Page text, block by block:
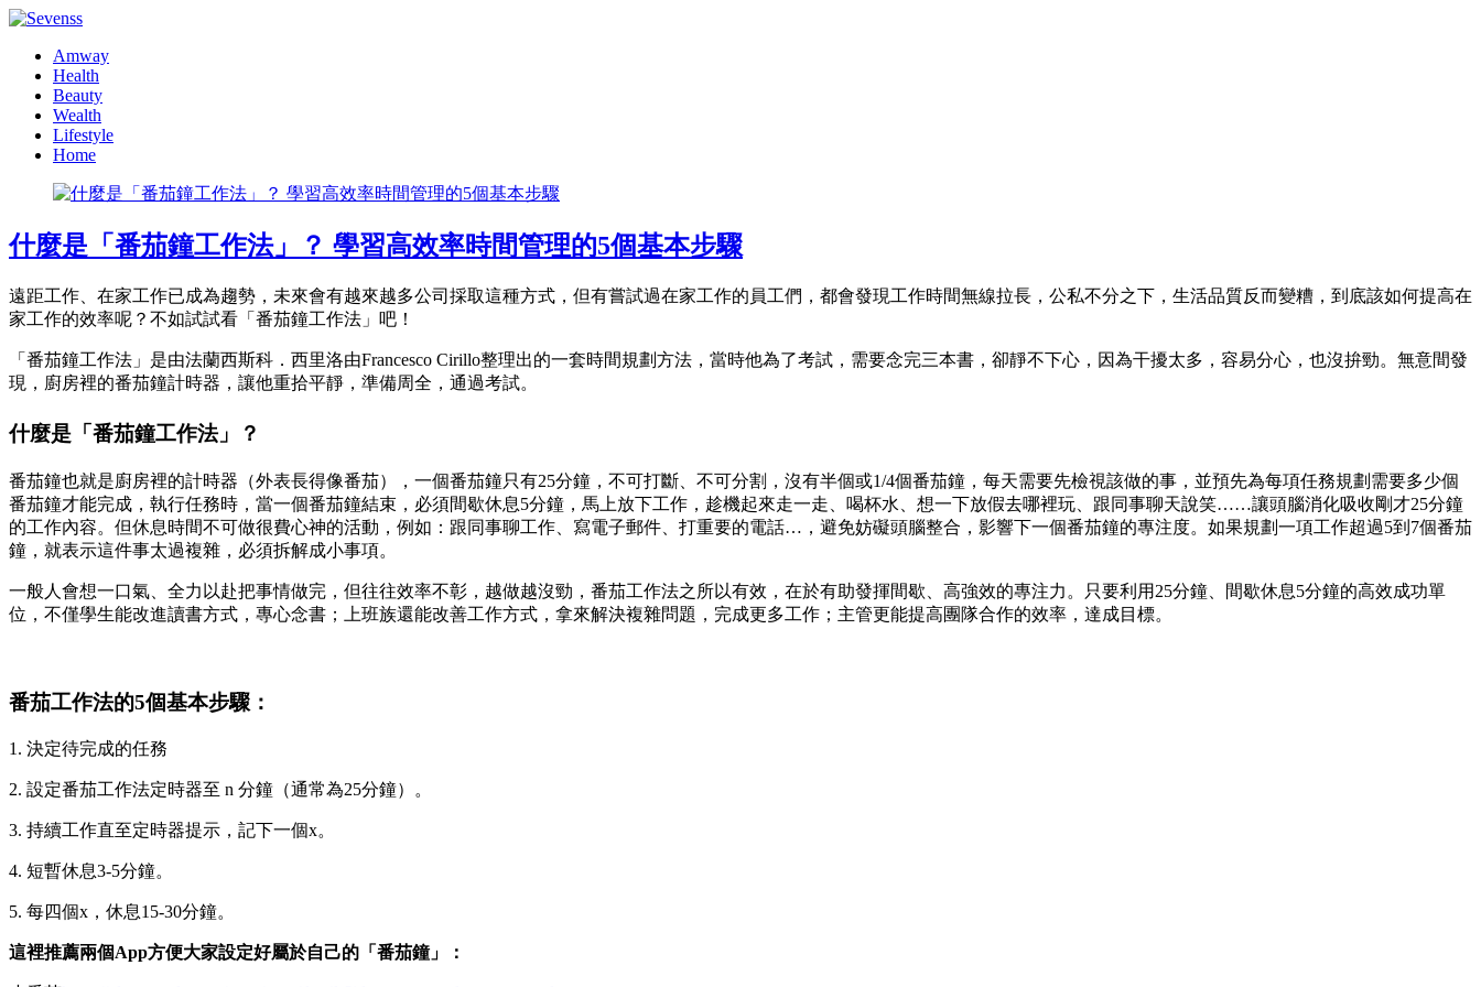
Amway
Health
Beauty
Wealth
Lifestyle
Home
什麼是「番茄鐘工作法」？ 學習高效率時間管理的5個基本步驟
遠距工作、在家工作已成為趨勢，未來會有越來越多公司採取這種方式，但有嘗試過在家工作的員工們，都會發現工作時間無線拉長，公私不分之下，生活品質反而變糟，到底該如何提高在
家工作的效率呢？不如試試看「番茄鐘工作法」吧！
「番茄鐘工作法」是由法蘭西斯科．西里洛由Francesco Cirillo整理出的一套時間規劃方法，當時他為了考試，需要念完三本書，卻靜不下心，因為干擾太多，容易分心，也沒拚勁。無意間發
現，廚房裡的番茄鐘計時器，讓他重拾平靜，準備周全，通過考試。
什麼是「番茄鐘工作法」？
番茄鐘也就是廚房裡的計時器（外表長得像番茄），一個番茄鐘只有25分鐘，不可打斷、不可分割，沒有半個或1/4個番茄鐘，每天需要先檢視該做的事，並預先為每項任務規劃需要多少個
番茄鐘才能完成，執行任務時，當一個番茄鐘結束，必須間歇休息5分鐘，馬上放下工作，趁機起來走一走、喝杯水、想一下放假去哪裡玩、跟同事聊天說笑……讓頭腦消化吸收剛才25分鐘
的工作內容。但休息時間不可做很費心神的活動，例如：跟同事聊工作、寫電子郵件、打重要的電話…，避免妨礙頭腦整合，影響下一個番茄鐘的專注度。如果規劃一項工作超過5到7個番茄
鐘，就表示這件事太過複雜，必須拆解成小事項。
一般人會想一口氣、全力以赴把事情做完，但往往效率不彰，越做越沒勁，番茄工作法之所以有效，在於有助發揮間歇、高強效的專注力。只要利用25分鐘、間歇休息5分鐘的高效成功單
位，不僅學生能改進讀書方式，專心念書；上班族還能改善工作方式，拿來解決複雜問題，完成更多工作；主管更能提高團隊合作的效率，達成目標。
番茄工作法的5個基本步驟：
1. 決定待完成的任務
2. 設定番茄工作法定時器至 n 分鐘（通常為25分鐘）。
3. 持續工作直至定時器提示，記下一個x。
4. 短暫休息3-5分鐘。
5. 每四個x，休息15-30分鐘。
這裡推薦兩個App方便大家設定好屬於自己的「番茄鐘」：